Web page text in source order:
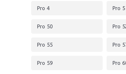
Pro 4 Pro 5
Pro 50 Pro
Pro 55 Pro
Pro 59 Pro